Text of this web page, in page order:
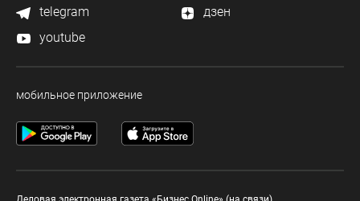
telegram
дзен
youtube
мобильное приложение